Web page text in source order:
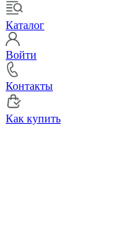
Каталог
Войти
Контакты
Как купить